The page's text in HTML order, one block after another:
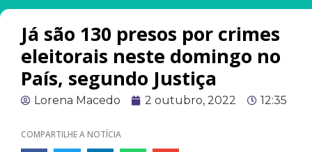
Já são 130 presos por crimes
eleitorais neste domingo no
País, segundo Justiça
Lorena Macedo 2 outubro, 2022 12:35
COMPARTILHE A NOTÍCIA